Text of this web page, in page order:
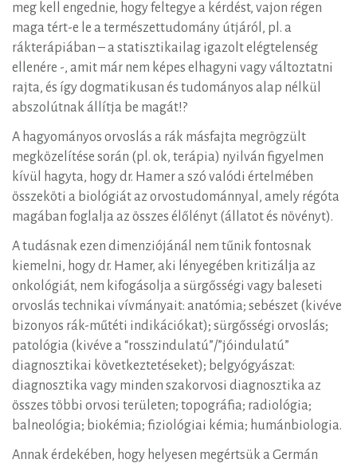
meg kell engednie, hogy feltegye a kérdést, vajon régen
maga tért-e le a természettudomány útjáról, pl. a
rákterápiában – a statisztikailag igazolt elégtelenség
ellenére -, amit már nem képes elhagyni vagy változtatni
rajta, és így dogmatikusan és tudományos alap nélkül
abszolútnak állítja be magát!?
A hagyományos orvoslás a rák másfajta megrögzült
megközelítése során (pl. ok, terápia) nyilván figyelmen
kívül hagyta, hogy dr. Hamer a szó valódi értelmében
összeköti a biológiát az orvostudománnyal, amely régóta
magában foglalja az összes élőlényt (állatot és növényt).
A tudásnak ezen dimenziójánál nem tűnik fontosnak
kiemelni, hogy dr. Hamer, aki lényegében kritizálja az
onkológiát, nem kifogásolja a sürgősségi vagy baleseti
orvoslás technikai vívmányait: anatómia; sebészet (kivéve
bizonyos rák-műtéti indikációkat); sürgősségi orvoslás;
patológia (kivéve a “rosszindulatú”/”jóindulatú”
diagnosztikai következtetéseket); belgyógyászat:
diagnosztika vagy minden szakorvosi diagnosztika az
összes többi orvosi területen; topográfia; radiológia;
balneológia; biokémia; fiziológiai kémia; humánbiologia.
Annak érdekében, hogy helyesen megértsük a Germán